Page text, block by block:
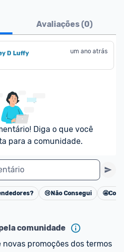
Avaliações (0)
D Luffy um ano atrás
Diga o que você
para a comunidade.
Cancelar
😢 Não Consegui 🤩
comunidade
promoções dos termos